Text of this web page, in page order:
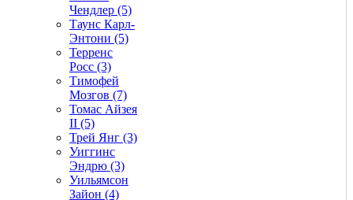
Чендлер (5)
Таунс Карл-
Энтони (5)
Терренс
Росс (3)
Тимофей
Мозгов (7)
Томас Айзея
II (5)
Трей Янг (3)
Уиггинс
Эндрю (3)
Уильямсон
Зайон (4)